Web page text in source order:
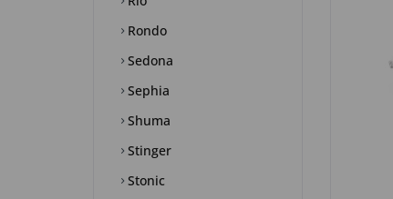
Rondo
Sedona
Sephia
Shuma
Stinger
Stonic